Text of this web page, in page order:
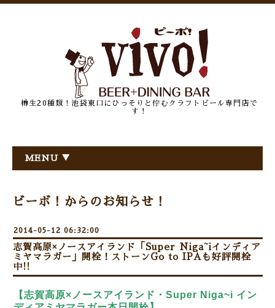
樽生20種類！池袋東口にひっそりと佇むクラフトビール専門店で
す！
MENU ▼
ビーボ！からのお知らせ！
2014-05-12 06:32:00
志賀高原×ノースアイランド「Super Niga~iインディア
ミヤマラガー」開栓！ストーンGo to IPAも好評開栓
中!!
【志賀高原×ノースアイランド・Super Niga~i イン